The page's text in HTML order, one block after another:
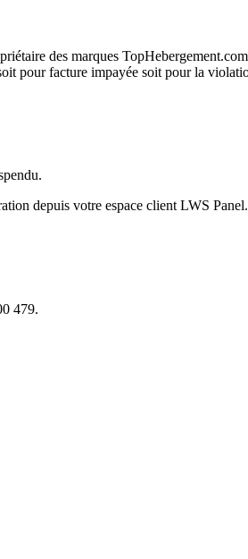
des marques
pour facture impayée soit pour la
depuis votre espace client LWS
479.